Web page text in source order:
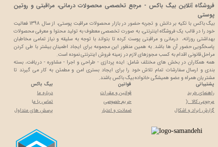
پشتیبانی
راهنمای خرید
مرجوعی کالا :(
گزارش ایراد و اشکال
قوانین
قوانین و مقررات
حریم خصوصی
ضمانت و اعتبار
بیگ باکس
درباره ما
تماس با ما
پرسش های متداول
فروشگاه آنلاین بیگ باکس - مرجع تخصصی محصولات درمانی، مراقبتی و روتین
پوستی
بیگ باکس با تکیه بر دانش و تجربه حضور در بازار محصولات مراقبت پوستی، از سال 1398 فعالیت
خود را در قالب یک فروشگاه اینترنتی، به صورت تخصصی معطوف به تولید محتوا و معرفی محصولات
بهداشتی روزانه، درمانی و مراقبتی پوست کرده تا بتواند با توجه به سلیقه و نیاز تمامی مخاطبان
پاسخگویی حضور آن ها باشد. به همین منظور این مجموعه برای ایجاد اطمینان بیشتر با طی کردن
مراحل قانونی اقدام به کسب مجوزهای لازم در زمینه فروش اینترنتی نموده است.
همه همکاران در بخش های مختلف شامل: ایده پردازی - طراحی و اجرا - مشاوره - دریافت، بسته
بندی و ارسال سفارشات تمام تلاش خود را برای ایجاد بستری امن و مطمئن به کار می گیرند تا
مشتریان همراه و عضو همیشگی خانواده بیگ باکس باشند.